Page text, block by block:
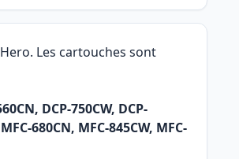
Les cartouches sont
DCP-750CW, DCP-
680CN, MFC-845CW, MFC-